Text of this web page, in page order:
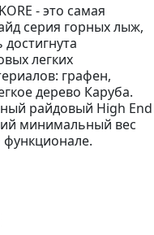
- это самая
серия горных лыж,
достигнута
легких
графен,
дерево Каруба.
райдовый High End
минимальный вес